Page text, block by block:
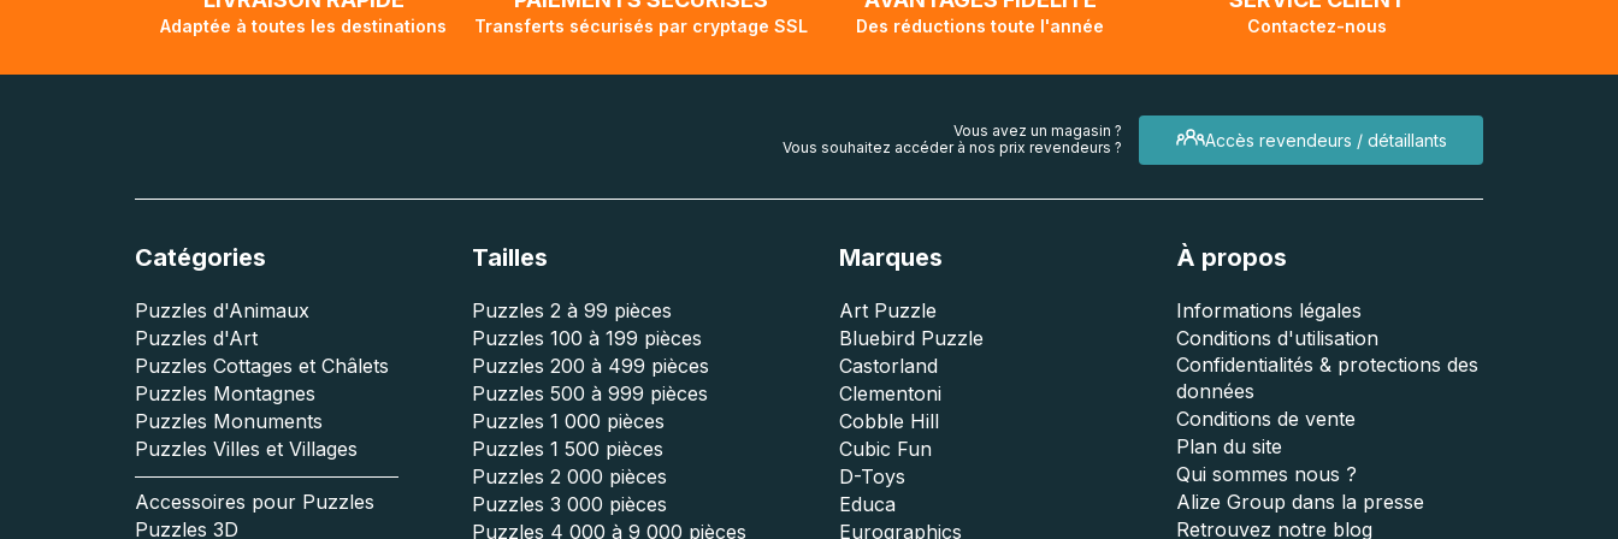
Adaptée à toutes les destinations Transferts sécurisés par cryptage SSL Des réductions toute l'année Contactez-nous
Accès revendeurs / détaillants
Vous avez un magasin ?
Vous souhaitez accéder à nos prix revendeurs ?
Catégories
Puzzles d'Animaux
Puzzles d'Art
Puzzles Cottages et Châlets
Puzzles Montagnes
Puzzles Monuments
Puzzles Villes et Villages
Accessoires pour Puzzles
Puzzles 3D
Tailles
Puzzles 2 à 99 pièces
Puzzles 100 à 199 pièces
Puzzles 200 à 499 pièces
Puzzles 500 à 999 pièces
Puzzles 1 000 pièces
Puzzles 1 500 pièces
Puzzles 2 000 pièces
Puzzles 3 000 pièces
Puzzles 4 000 à 9 000 pièces
Marques
Art Puzzle
Bluebird Puzzle
Castorland
Clementoni
Cobble Hill
Cubic Fun
D-Toys
Educa
Eurographics
À propos
Informations légales
Conditions d'utilisation
Confidentialités & protections des
données
Conditions de vente
Plan du site
Qui sommes nous ?
Alize Group dans la presse
Retrouvez notre blog